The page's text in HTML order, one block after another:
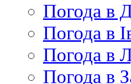
Погода в
Погода в
Погода в
Погода в